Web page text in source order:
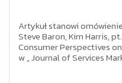
Artykuł stanowi
Steve Baron, Kim Harris,
Consumer Perspectives
w „ Journal of Services